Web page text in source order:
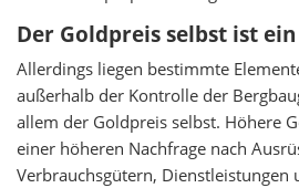
Der Goldpreis selbst ist
Allerdings liegen bestimmte
außerhalb der Kontrolle der
allem der Goldpreis selbst. Höhere
einer höheren Nachfrage nach
Verbrauchsgütern, Dienstleistungen